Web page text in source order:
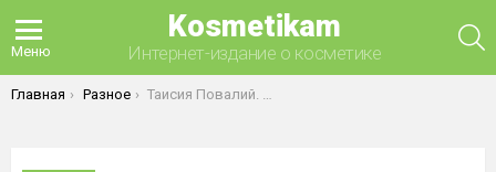
Меню
Kosmetikam
Интернет-издание о косметике
Вы здесь:
Главная Разное Таисия Повалий. Фото до и после пластики, в молодости, сейчас